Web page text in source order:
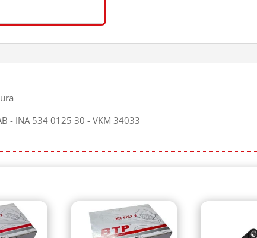
- INA 534 0125 30 - VKM 34033